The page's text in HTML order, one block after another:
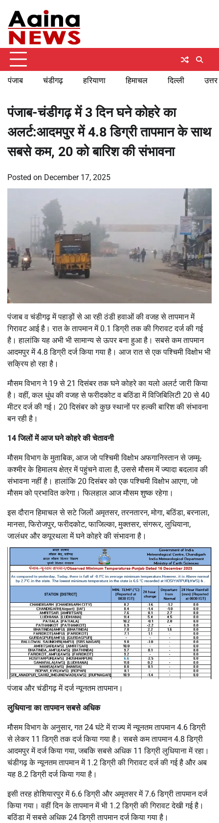
content
पंजाब चंडीगढ़ हरियाणा हिमाचल दिल्ली
पंजाब-चंडीगढ़ में 3 दिन घने कोहरे का
अलर्ट:आदमपुर में 4.8 डिग्री तापमान के साथ
सबसे कम, 20 को बारिश की संभावना
Posted on December 17, 2025
पंजाब व चंडीगढ़ में पहाड़ों से आ रही ठंडी हवाओं की वजह से तापमान में
गिरावट आई है। रात के तापमान में 0.1 डिग्री तक की गिरावट दर्ज की गई
है। हालांकि यह अभी भी सामान्य से ऊपर बना हुआ है। सबसे कम तापमान
आदमपुर में 4.8 डिग्री दर्ज किया गया है। आज रात से एक पश्चिमी विक्षोभ भी
सक्रिय हो रहा है।
मौसम विभाग ने 19 से 21 दिसंबर तक घने कोहरे का यलो अलर्ट जारी किया
है। वहीं, कल धुंध की वजह से फरीदकोट व बठिंडा में विजिबिलिटी 20 से 40
मीटर दर्ज की गई। 20 दिसंबर को कुछ स्थानों पर हल्की बारिश की संभावना
बन रही है।
14 जिलों में आज घने कोहरे की चेतावनी
मौसम विभाग के मुताबिक, आज जो पश्चिमी विक्षोभ अफगानिस्तान से जम्मू-
कश्मीर के हिमालय क्षेत्र में पहुंचने वाला है, उससे मौसम में ज्यादा बदलाव की
संभावना नहीं है। हालांकि 20 दिसंबर को एक पश्चिमी विक्षोभ आएगा, जो
मौसम को प्रभावित करेगा। फिलहाल आज मौसम शुष्क रहेगा।
इस दौरान हिमाचल से सटे जिलों अमृतसर, तरनतारन, मोगा, बठिंडा, बरनाला,
मानसा, फिरोजपुर, फरीदकोट, फाजिल्का, मुक्तसर, संगरूर, लुधियाना,
जालंधर और कपूरथला में घने कोहरे की संभावना है।
पंजाब और चंडीगढ़ में दर्ज न्यूनतम तापमान।
लुधियाना का तापमान सबसे अधिक
मौसम विभाग के अनुसार, गत 24 घंटे में राज्य में न्यूनतम तापमान 4.6 डिग्री
से लेकर 11 डिग्री तक दर्ज किया गया है। सबसे कम तापमान 4.8 डिग्री
आदमपुर में दर्ज किया गया, जबकि सबसे अधिक 11 डिग्री लुधियाना में रहा।
चंडीगढ़ के न्यूनतम तापमान में 1.2 डिग्री की गिरावट दर्ज की गई है और अब
यह 8.2 डिग्री दर्ज किया गया है।
इसी तरह होशियारपुर में 6.6 डिग्री और अमृतसर में 7.6 डिग्री तापमान दर्ज
किया गया। वहीं दिन के तापमान में भी 1.2 डिग्री की गिरावट देखी गई है।
बठिंडा में सबसे अधिक 24 डिग्री तापमान दर्ज किया गया है।